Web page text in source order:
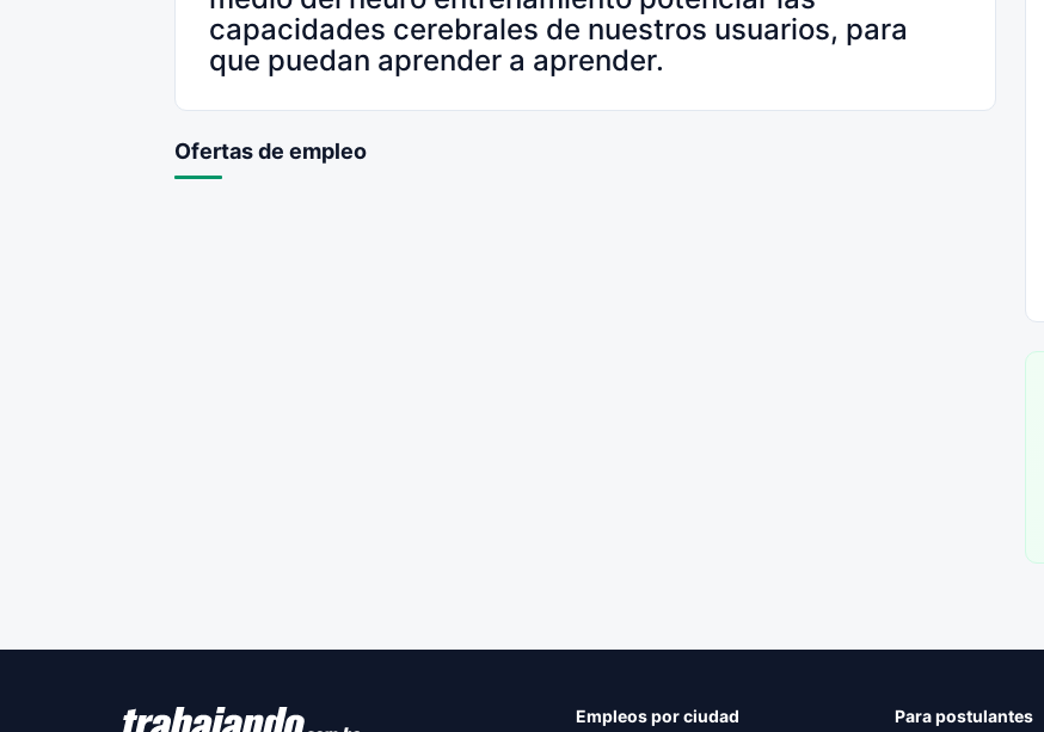
capacidades cerebrales de nuestros usuarios, para
que puedan aprender a aprender.
Ofertas de empleo
Empleos por ciudad Para postulantes